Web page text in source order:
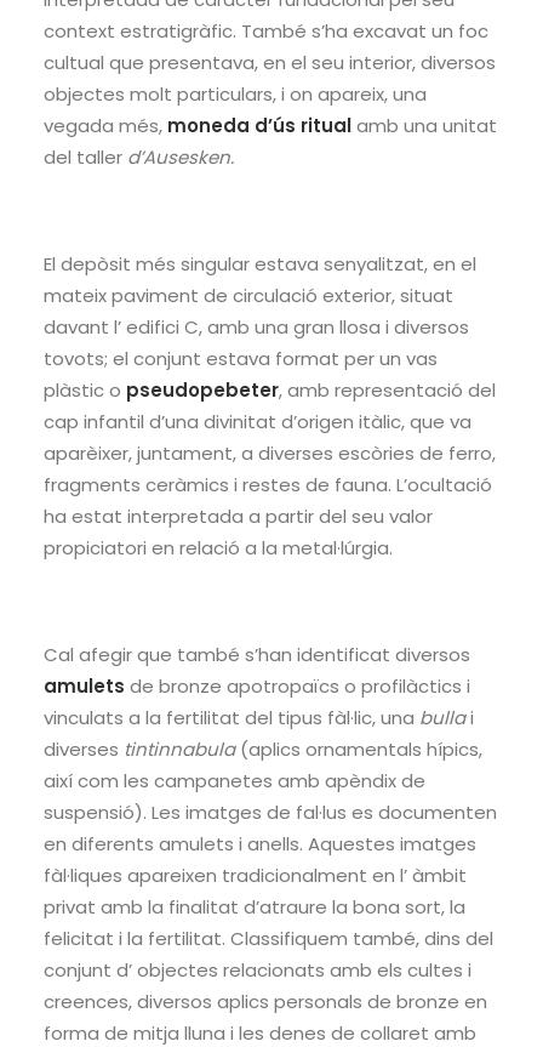
context estratigràfic. També s’ha excavat un foc
cultual que presentava, en el seu interior, diversos
objectes molt particulars, i on apareix, una
vegada més, moneda d’ús ritualamb una unitat
del taller d’Ausesken.
El depòsit més singular estava senyalitzat, en el
mateix paviment de circulació exterior, situat
davant l’ edifici C, amb una gran llosa i diversos
tovots; el conjunt estava format per un vas
plàstic o pseudopebeter, amb representació del
cap infantil d’una divinitat d’origen itàlic, que va
aparèixer, juntament, a diverses escòries de ferro,
fragments ceràmics i restes de fauna. L’ocultació
ha estat interpretada a partir del seu valor
propiciatori en relació a la metal·lúrgia.
Cal afegir que també s’han identificat diversos
amulets de bronze apotropaïcs o profilàctics i
vinculats a la fertilitat del tipus fàl·lic, una bullai
diverses tintinnabula(aplics ornamentals hípics,
així com les campanetes amb apèndix de
suspensió). Les imatges de fal·lus es documenten
en diferents amulets i anells. Aquestes imatges
fàl·liques apareixen tradicionalment en l’ àmbit
privat amb la finalitat d’atraure la bona sort, la
felicitat i la fertilitat. Classifiquem també, dins del
conjunt d’ objectes relacionats amb els cultes i
creences, diversos aplics personals de bronze en
forma de mitja lluna i les denes de collaret amb